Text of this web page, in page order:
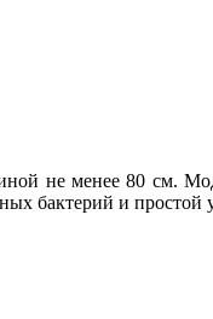
не менее 80 см.
бактерий и простой